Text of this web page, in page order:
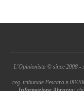
L'Opinionista © since 2008 -
reg. tribunale Pescara n.08/